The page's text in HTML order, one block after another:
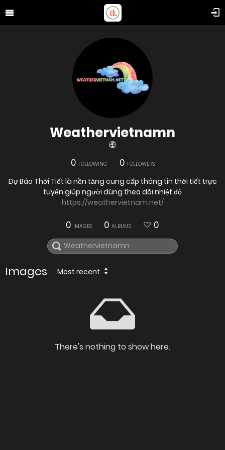
Weathervietnamn
0 FOLLOWING 0 FOLLOWERS
Dự Báo Thời Tiết là nền tảng cung cấp thông tin thời tiết trực
tuyến giúp người dùng theo dõi nhiệt độ
https://weathervietnam.net/
0 IMAGES 0 ALBUMS 0
Images Most recent
There's nothing to show here.